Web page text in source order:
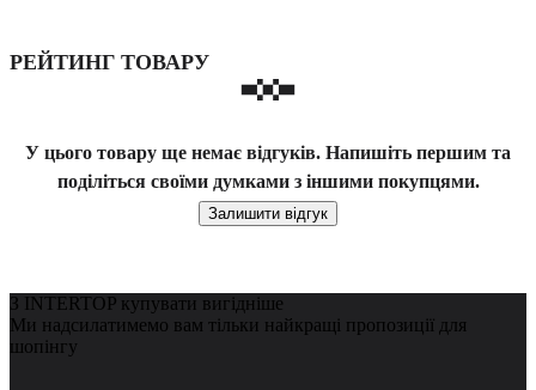
РЕЙТИНГ ТОВАРУ
У цього товару ще немає відгуків. Напишіть першим та
поділіться своїми думками з іншими покупцями.
Залишити відгук
З INTERTOP купувати вигідніше
Ми надсилатимемо вам тільки найкращі пропозиції для
шопінгу